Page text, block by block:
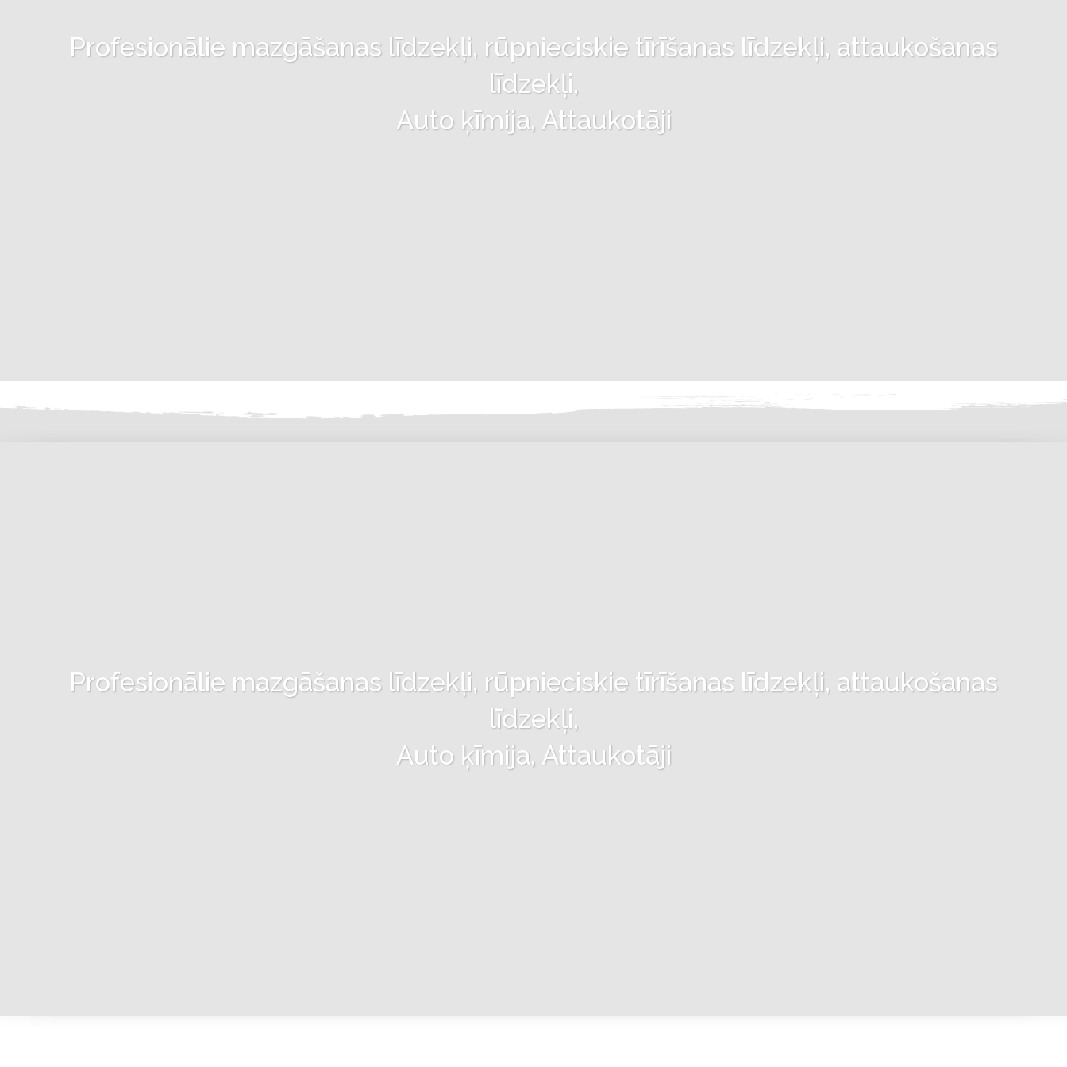
Profesionālie mazgāšanas līdzekļi, rūpnieciskie tīrīšanas līdzekļi, attaukošanas
līdzekļi,
Auto ķīmija, Attaukotāji
Profesionālie mazgāšanas līdzekļi, rūpnieciskie tīrīšanas līdzekļi, attaukošanas
līdzekļi,
Auto ķīmija, Attaukotāji